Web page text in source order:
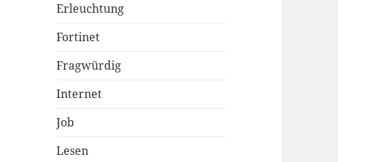
Erleuchtung
Fortinet
Fragwürdig
Internet
Job
Lesen